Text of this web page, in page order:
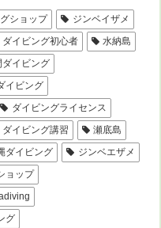
ショップ
ジンベイザメ
ダイビング初心者
水納島
ダイビング
イビング
ダイビングライセンス
ダイビング講習
瀬底島
ダイビング
ジンベエザメ
ョップ
グ